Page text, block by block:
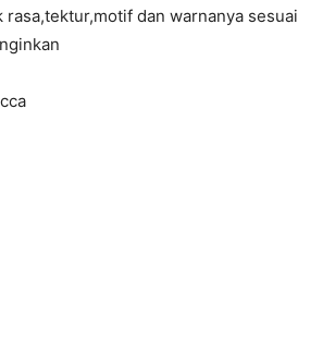
dan warnanya sesuai